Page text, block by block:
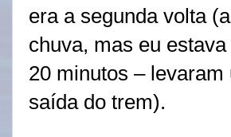
era a segunda volta
chuva, mas eu
20 minutos –
saída do trem).